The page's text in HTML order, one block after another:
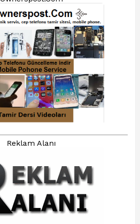
Reklam Alanı